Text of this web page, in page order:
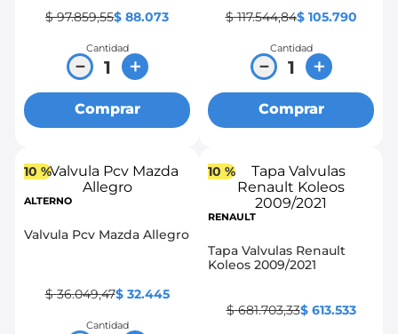
$ 97.859,55$ 88.073
Cantidad
＋
－
Comprar
$ 117.544,84$ 105.790
Cantidad
＋
－
Comprar
10 %
ALTERNO
Valvula Pcv Mazda Allegro
$ 36.049,47$ 32.445
Cantidad
10 %
RENAULT
Tapa Valvulas Renault
Koleos 2009/2021
$ 681.703,33$ 613.533